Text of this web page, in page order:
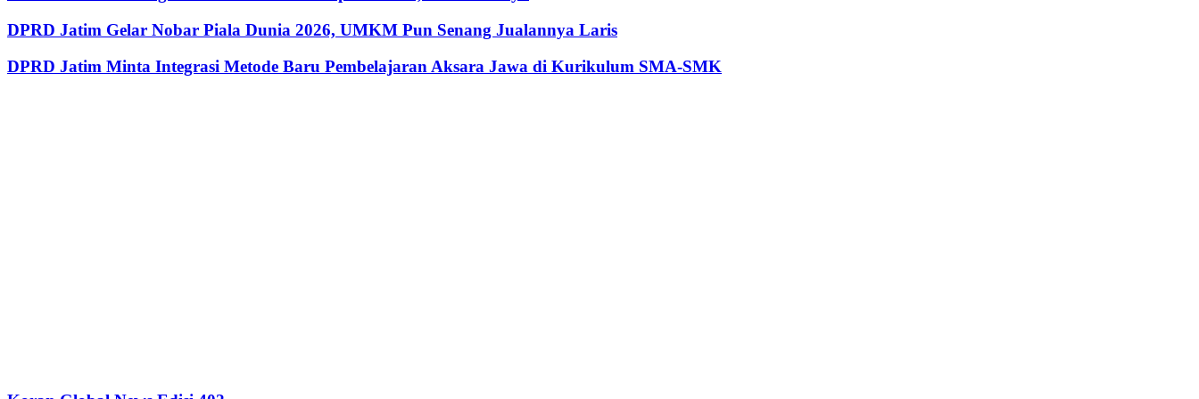
DPRD Jatim Gelar Nobar Piala Dunia 2026, UMKM Pun Senang Jualannya Laris
DPRD Jatim Minta Integrasi Metode Baru Pembelajaran Aksara Jawa di Kurikulum SMA-SMK